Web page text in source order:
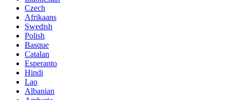
Czech
Afrikaans
Swedish
Polish
Basque
Catalan
Esperanto
Hindi
Lao
Albanian